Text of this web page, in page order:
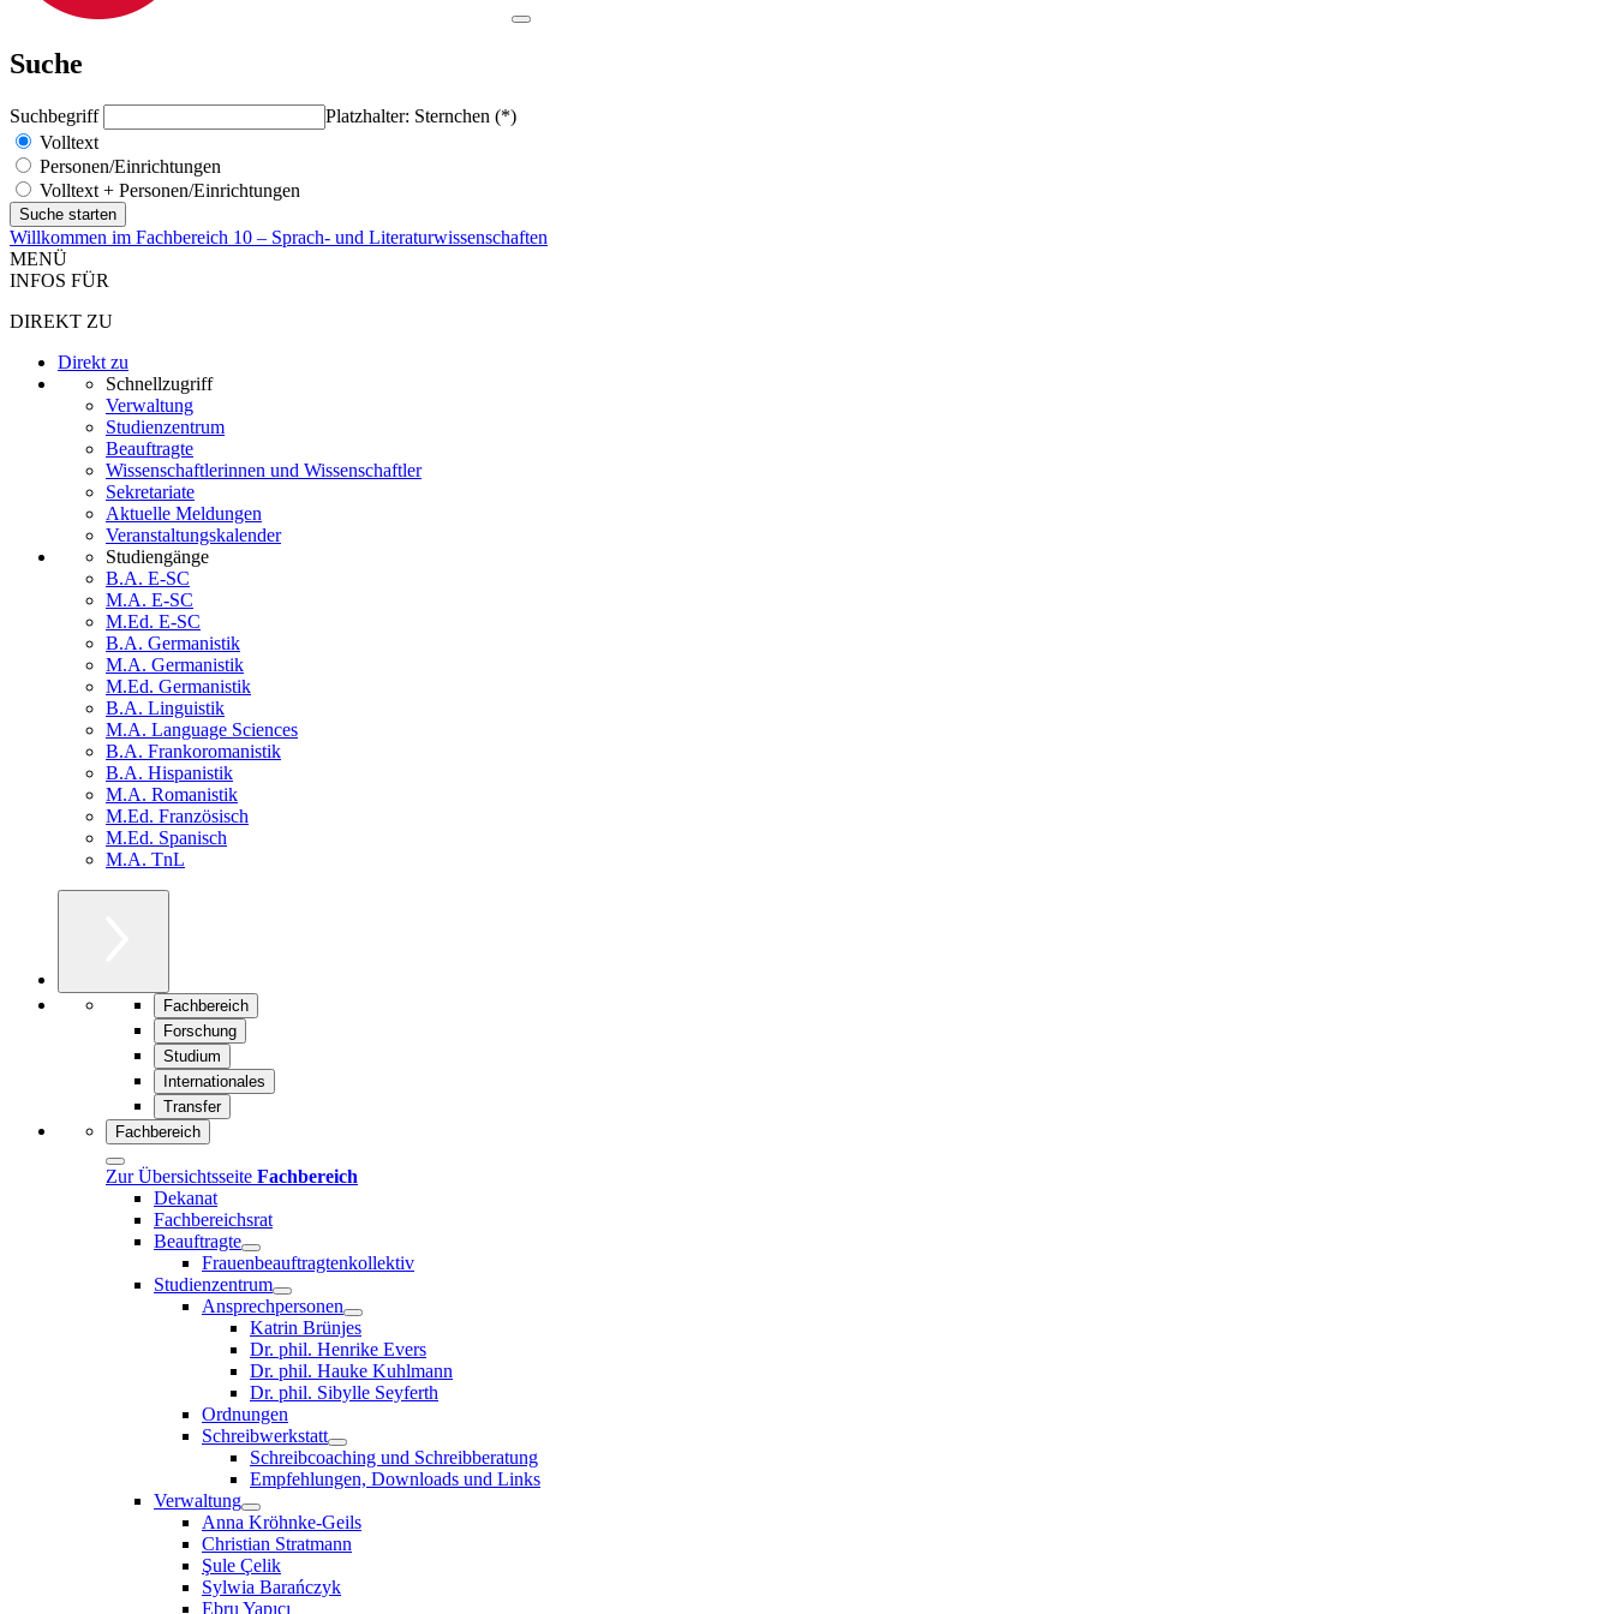
Suche
Suchbegriff
Platzhalter: Sternchen (*)
Volltext
Personen/Einrichtungen
Volltext + Personen/Einrichtungen
Willkommen im Fachbereich 10 – Sprach- und Literaturwissenschaften
MENÜ
INFOS FÜR
DIREKT ZU
Direkt zu
Schnellzugriff
Verwaltung
Studienzentrum
Beauftragte
Wissenschaftlerinnen und Wissenschaftler
Sekretariate
Aktuelle Meldungen
Veranstaltungskalender
Studiengänge
B.A. E-SC
M.A. E-SC
M.Ed. E-SC
B.A. Germanistik
M.A. Germanistik
M.Ed. Germanistik
B.A. Linguistik
M.A. Language Sciences
B.A. Frankoromanistik
B.A. Hispanistik
M.A. Romanistik
M.Ed. Französisch
M.Ed. Spanisch
M.A. TnL
Fachbereich
Forschung
Studium
Internationales
Transfer
Fachbereich
Zur Übersichtsseite Fachbereich
Dekanat
Fachbereichsrat
Beauftragte
Frauenbeauftragtenkollektiv
Studienzentrum
Ansprechpersonen
Katrin Brünjes
Dr. phil. Henrike Evers
Dr. phil. Hauke Kuhlmann
Dr. phil. Sibylle Seyferth
Ordnungen
Schreibwerkstatt
Schreibcoaching und Schreibberatung
Empfehlungen, Downloads und Links
Verwaltung
Anna Kröhnke-Geils
Christian Stratmann
Şule Çelik
Sylwia Barańczyk
Ebru Yapıcı